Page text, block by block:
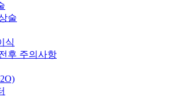
술
식
후 주의사항